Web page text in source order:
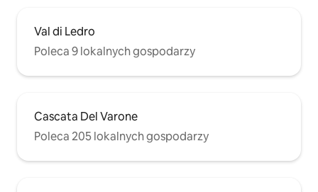
Val di Ledro
Poleca 9 lokalnych gospodarzy
Cascata Del Varone
Poleca 205 lokalnych gospodarzy